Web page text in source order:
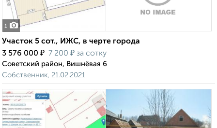
1
Участок 5 сот., ИЖС, в черте города
3 576 000 ₽ 7 200 ₽ за сотку
Советский район, Вишнёвая 6
Собственник, 21.02.2021